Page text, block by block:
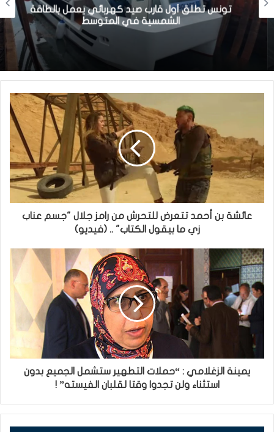
تونس تطلق أول قارب صيد كهربائي يعمل بالطاقة
الشمسية في المتوسط
عائشة بن أحمد تتعرض للتحرش من رامز جلال "جسم عناب
زي ما بيقول الكتاب" .. (فيديو)
يمينة الزغلامي : “حملات التطهير ستشمل الجميع بدون
استثناء ولن تجدوا وقتا لقلبان الفيسته” !